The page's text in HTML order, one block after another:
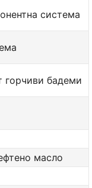
система
горчиви бадеми
масло